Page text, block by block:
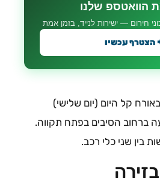
הוואטספ שלנו
חירום — ישירות לנייד, בזמן אמת
הצטרף עכשיו
נפצעה באורח קל היום (יום שלישי)
ברחוב הסיבים בפתח תקווה.
בין שני כלי רכב.